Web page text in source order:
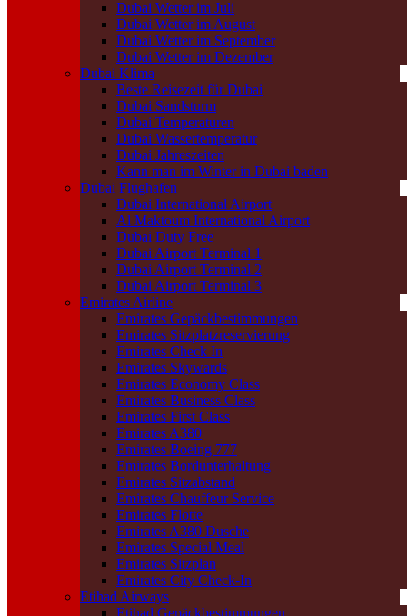
Dubai Wetter im Juli
Dubai Wetter im August
Dubai Wetter im September
Dubai Wetter im Dezember
Dubai Klima
Beste Reisezeit für Dubai
Dubai Sandsturm
Dubai Temperaturen
Dubai Wassertemperatur
Dubai Jahreszeiten
Kann man im Winter in Dubai baden
Dubai Flughafen
Dubai International Airport
Al Maktoum International Airport
Dubai Duty Free
Dubai Airport Terminal 1
Dubai Airport Terminal 2
Dubai Airport Terminal 3
Emirates Airline
Emirates Gepäckbestimmungen
Emirates Sitzplatzreservierung
Emirates Check In
Emirates Skywards
Emirates Economy Class
Emirates Business Class
Emirates First Class
Emirates A380
Emirates Boeing 777
Emirates Bordunterhaltung
Emirates Sitzabstand
Emirates Chauffeur Service
Emirates Flotte
Emirates A380 Dusche
Emirates Special Meal
Emirates Sitzplan
Emirates City Check-In
Etihad Airways
Etihad Gepäckbestimmungen